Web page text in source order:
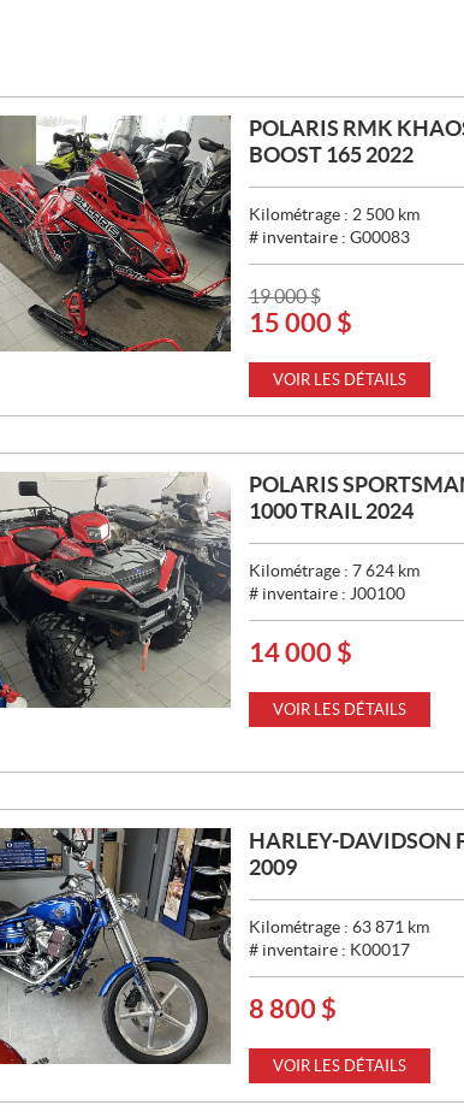
POLARIS RMK
BOOST 165 2022
Kilométrage : 2 500 km
# inventaire : G00083
P
R
19 000$
15 000 $
VOIR LES DÉTAILS
POLARIS
1000 TRAIL 2024
Kilométrage : 7 624 km
# inventaire : J00100
P
X
14 000 $
VOIR LES DÉTAILS
HARLEY-DAVIDSON
2009
Kilométrage : 63 871 km
# inventaire : K00017
P
X
8 800 $
VOIR LES DÉTAILS